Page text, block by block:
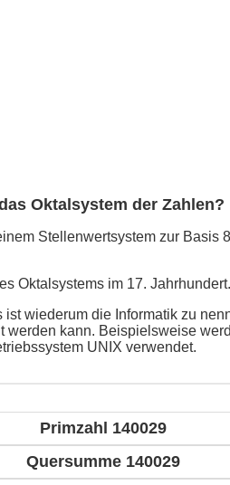
Oktalsystem der Zahlen?
Stellenwertsystem zur Basis
Oktalsystems im 17. Jahrhundert.
wiederum die Informatik zu
werden kann. Beispielsweise
UNIX verwendet.
Primzahl 140029
Quersumme 140029